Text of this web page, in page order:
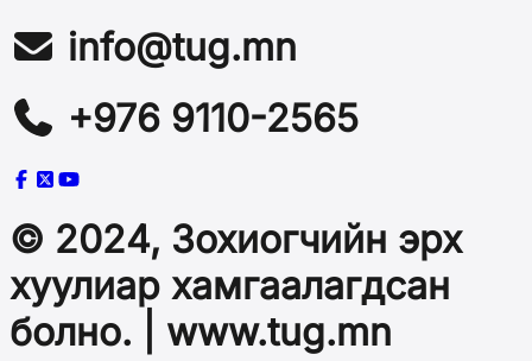
info@tug.mn
+976 9110-2565
© 2024, Зохиогчийн эрх
хуулиар хамгаалагдсан
болно. | www.tug.mn